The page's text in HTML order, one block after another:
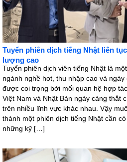
Tuyển phiên dịch tiếng Nhật liên
lượng cao
Tuyển phiên dịch viên tiếng Nhật là một
ngành nghề hot, thu nhập cao và ngày
được coi trọng bởi mối quan hệ hợp
Việt Nam và Nhật Bản ngày càng thắt
trên nhiều lĩnh vực khác nhau. Vậy
thành một phiên dịch tiếng Nhật cần có
những kỹ […]